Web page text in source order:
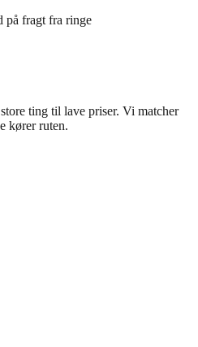
på fragt fra ringe
ting til lave priser. Vi matcher
kører ruten.